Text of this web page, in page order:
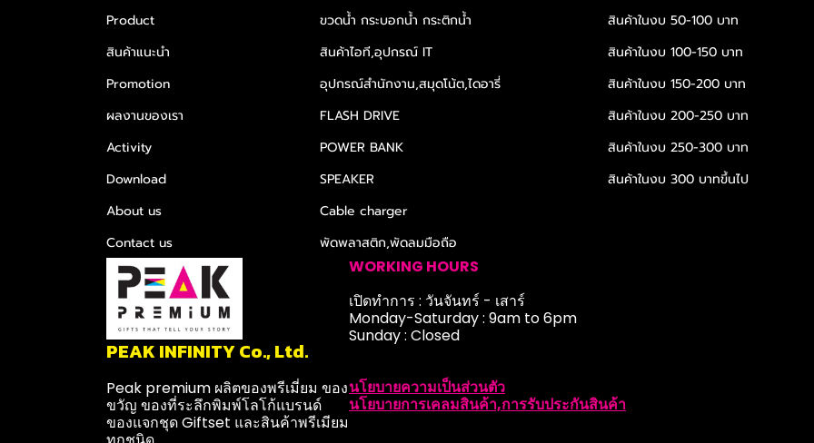
Product
สินค้าแนะนำ
Promotion
ผลงานของเรา
Activity
Download
About us
Contact us
ขวดน้ำ กระบอกน้ำ กระติกน้ำ
สินค้าไอที,อุปกรณ์ IT
อุปกรณ์สำนักงาน,สมุดโน้ต,ไดอารี่
FLASH DRIVE
POWER BANK
SPEAKER
Cable charger
พัดพลาสติก,พัดลมมือถือ
สินค้าในงบ 50-100 บาท
สินค้าในงบ 100-150 บาท
สินค้าในงบ 150-200 บาท
สินค้าในงบ 200-250 บาท
สินค้าในงบ 250-300 บาท
สินค้าในงบ 300 บาทขึ้นไป
PEAK INFINITY Co., Ltd.
Peak premium ผลิตของพรีเมี่ยม ของ
ขวัญ ของที่ระลึกพิมพ์โลโก้แบรนด์
ของแจกชุด Giftset และสินค้าพรีเมียม
WORKING HOURS
เปิดทำการ : วันจันทร์ - เสาร์
Monday-Saturday : 9am to 6pm
Sunday : Closed
นโยบายความเป็นส่วนตัว
นโยบายการเคลมสินค้า,การรับประกันสินค้า